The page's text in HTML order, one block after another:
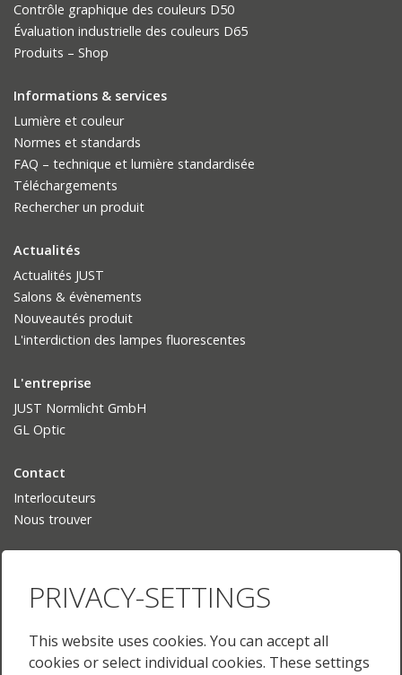
Contrôle graphique des couleurs D50
Évaluation industrielle des couleurs D65
Produits – Shop
Informations & services
Lumière et couleur
Normes et standards
FAQ – technique et lumière standardisée
Téléchargements
Rechercher un produit
Actualités
Actualités JUST
Salons & évènements
Nouveautés produit
L'interdiction des lampes fluorescentes
L'entreprise
JUST Normlicht GmbH
GL Optic
Contact
Interlocuteurs
Nous trouver
Deutsch
English
PRIVACY-SETTINGS
This website uses cookies. You can accept all
cookies or select individual cookies. These settings